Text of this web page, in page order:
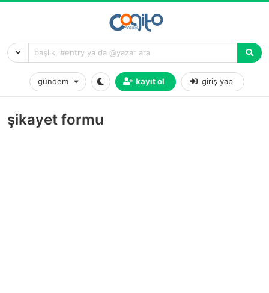
gündem kayıt ol giriş yap
şikayet formu